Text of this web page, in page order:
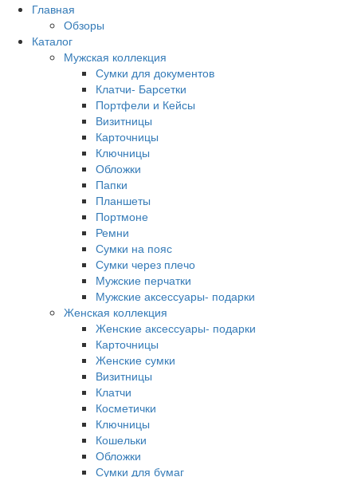
Главная
Обзоры
Каталог
Мужская коллекция
Сумки для документов
Клатчи- Барсетки
Портфели и Кейсы
Визитницы
Карточницы
Ключницы
Обложки
Папки
Планшеты
Портмоне
Ремни
Сумки на пояс
Сумки через плечо
Мужские перчатки
Мужские аксессуары- подарки
Женская коллекция
Женские аксессуары- подарки
Карточницы
Женские сумки
Визитницы
Клатчи
Косметички
Ключницы
Кошельки
Обложки
Сумки для бумаг